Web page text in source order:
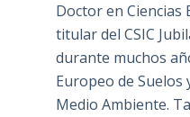
Doctor en Ciencias
titular del CSIC
durante muchos
Europeo de Suelos
Medio Ambiente.